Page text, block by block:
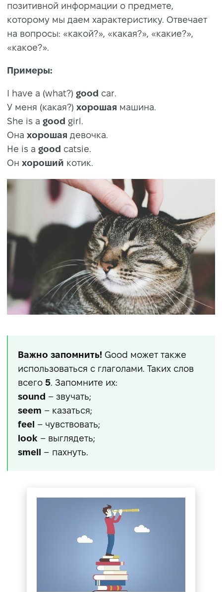
позитивной информации о предмете,
которому мы даем характеристику. Отвечает
на вопросы: «какой?», «какая?», «какие?»,
«какое?».
Примеры:
I have a (what?) good car.
У меня (какая?) хорошая машина.
She is a good girl.
Она хорошая девочка.
He is a good catsie.
Он хороший котик.
Важно запомнить! Good может также
использоваться с глаголами. Таких слов
всего 5. Запомните их:
sound – звучать;
seem – казаться;
feel – чувствовать;
look – выглядеть;
smell – пахнуть.